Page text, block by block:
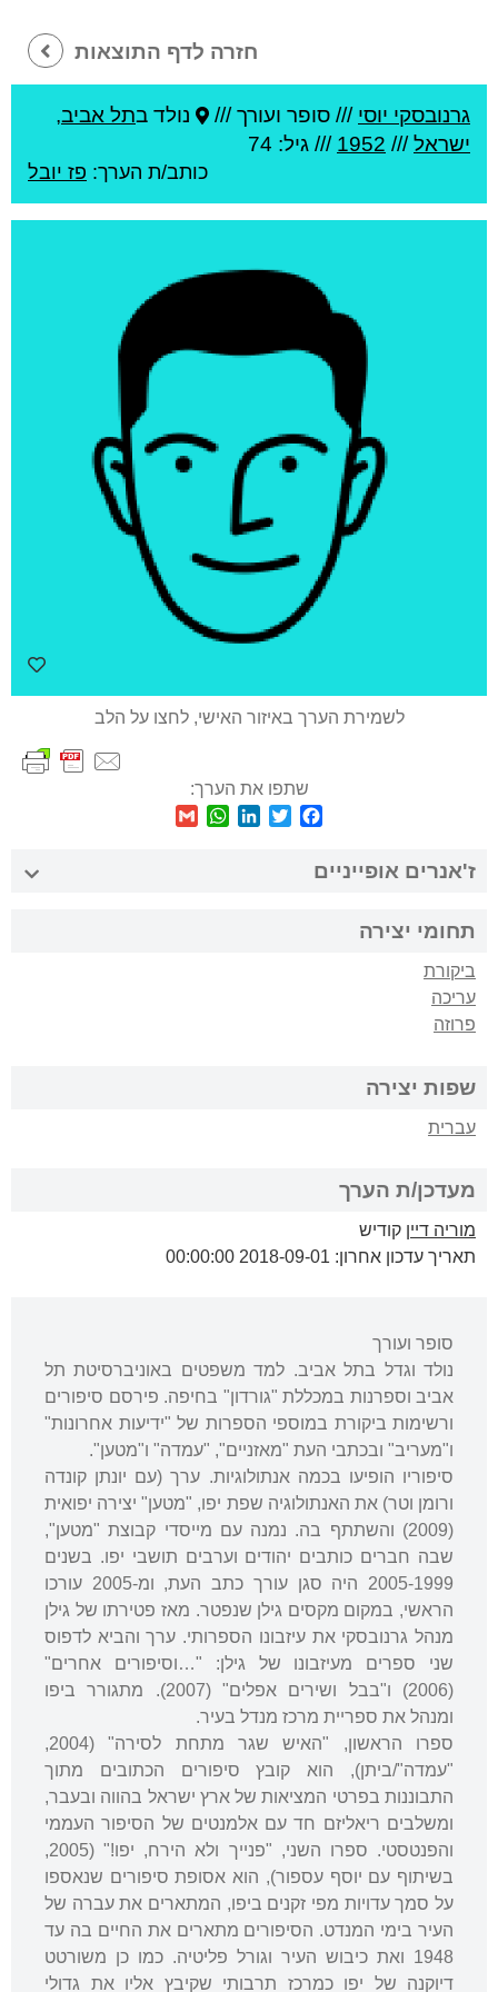
חזרה לדף התוצאות
גרנובסקי יוסי /// סופר ועורך /// נולד בתל אביב,
ישראל///
1952 /// גיל: 74
כותב/ת הערך: פז יובל
לשמירת הערך באיזור האישי, לחצו על הלב
שתפו את הערך:
Facebook
Twitter
LinkedIn
WhatsApp
ז'אנרים אופייניים
תחומי יצירה
ביקורת
עריכה
פרוזה
שפות יצירה
עברית
מעדכן/ת הערך
מוריה דיין קודיש
תאריך עדכון אחרון: 2018-09-01 00:00:00
סופר ועורך
נולד וגדל בתל אביב. למד משפטים באוניברסיטת תל
אביב וספרנות במכללת "גורדון" בחיפה. פירסם סיפורים
ורשימות ביקורת במוספי הספרות של "ידיעות אחרונות"
ו"מעריב" ובכתבי העת "מאזניים", "עמדה" ו"מטען".
סיפוריו הופיעו בכמה אנתולוגיות. ערך (עם יונתן קונדה
ורומן וטר) את האנתולוגיה שפת יפו, "מטען" יצירה יפואית
(2009) והשתתף בה. נמנה עם מייסדי קבוצת "מטען",
שבה חברים כותבים יהודים וערבים תושבי יפו. בשנים
2005-1999 היה סגן עורך כתב העת, ומ-2005 עורכו
הראשי, במקום מקסים גילן שנפטר. מאז פטירתו של גילן
מנהל גרנובסקי את עיזבונו הספרותי. ערך והביא לדפוס
שני ספרים מעיזבונו של גילן: "…וסיפורים אחרים"
(2006) ו"בבל ושירים אפלים" (2007). מתגורר ביפו
ומנהל את ספריית מרכז מנדל בעיר.
ספרו הראשון, "האיש שגר מתחת לסירה" (2004,
"עמדה"/ביתן), הוא קובץ סיפורים הכתובים מתוך
התבוננות בפרטי המציאות של ארץ ישראל בהווה ובעבר,
ומשלבים ריאליזם חד עם אלמנטים של הסיפור העממי
והפנטסטי. ספרו השני, "פנייך ולא הירח, יפו!" (2005,
בשיתוף עם יוסף עספור), הוא אסופת סיפורים שנאספו
על סמך עדויות מפי זקנים ביפו, המתארים את עברה של
העיר בימי המנדט. הסיפורים מתארים את החיים בה עד
1948 ואת כיבוש העיר וגורל פליטיה. כמו כן משורטט
דיוקנה של יפו כמרכז תרבותי שקיבץ אליו את גדולי